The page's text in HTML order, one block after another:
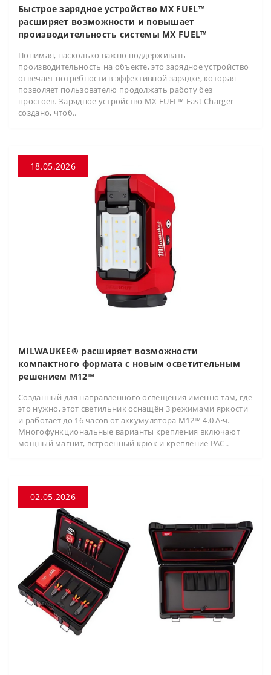
Быстрое зарядное устройство MX FUEL™
расширяет возможности и повышает
производительность системы MX FUEL™
Понимая, насколько важно поддерживать
производительность на объекте, это зарядное устройство
отвечает потребности в эффективной зарядке, которая
позволяет пользователю продолжать работу без
простоев. Зарядное устройство MX FUEL™ Fast Charger
создано, чтоб..
18.05.2026
MILWAUKEE® расширяет возможности
компактного формата с новым осветительным
решением M12™
Созданный для направленного освещения именно там, где
это нужно, этот светильник оснащён 3 режимами яркости
и работает до 16 часов от аккумулятора M12™ 4.0 А·ч.
Многофункциональные варианты крепления включают
мощный магнит, встроенный крюк и крепление PAC..
02.05.2026